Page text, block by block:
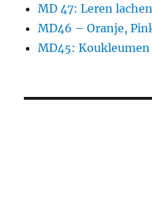
MD 47: Leren
MD46 – Oranje,
MD45: